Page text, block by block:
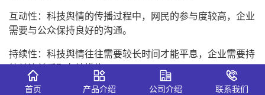
互动性：科技舆情的传播过程中，网民的参与度较高，企业
需要与公众保持良好的沟通。
持续性：科技舆情往往需要较长时间才能平息，企业需要持
续关注并采取有效措施。
二、科技舆情风险处置系统解决方案
首页 产品介绍 公司介绍 联系我们